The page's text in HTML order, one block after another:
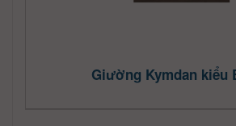
Giường Kymdan kiểu